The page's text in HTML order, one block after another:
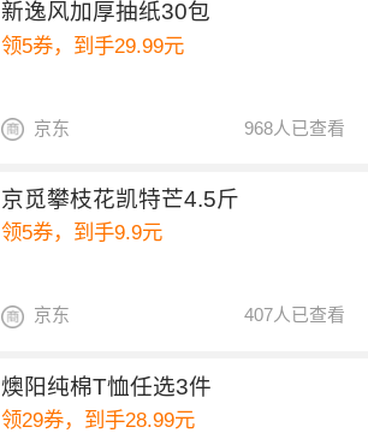
新逸风加厚抽纸30包
领5券，到手29.99元
968人已查看
京东
京觅攀枝花凯特芒4.5斤
领5券，到手9.9元
407人已查看
京东
燠阳纯棉T恤任选3件
领29券，到手28.99元